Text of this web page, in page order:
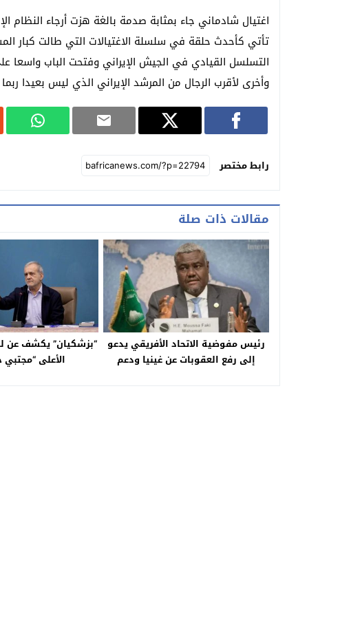
اغتيال شادماني جاء بمثابة صدمة بالغة هزت أرجاء النظام
تأتي كأحدث حلقة في سلسلة الاغتيالات التي طالت كبار
التسلسل القيادي في الجيش الإيراني وفتحت الباب
وأخرى لأقرب الرجال من المرشد الإيراني الذي ليس بعيدا
رابط مختصر
مقالات ذات صلة
رئيس مفوضية الاتحاد الأفريقي يدعو
إلى رفع العقوبات عن غينيا ودعم
“بزشكيان” يكشف عن
الأعلى “مجتبي